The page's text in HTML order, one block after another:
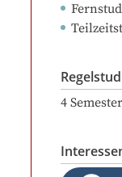
4 Semester